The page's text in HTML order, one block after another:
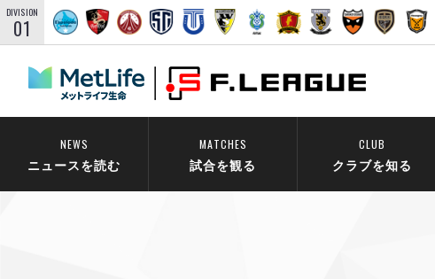
DIVISION
01
NEWS
ニュースを読む
MATCHES
試合を観る
CLUB
クラブを知る